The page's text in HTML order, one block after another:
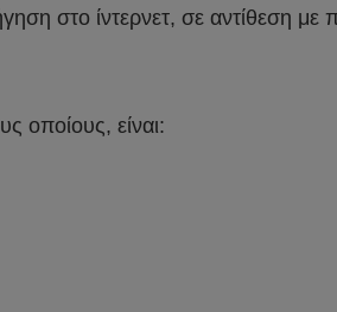
στο ίντερνετ, σε αντίθεση με
οποίους, είναι: